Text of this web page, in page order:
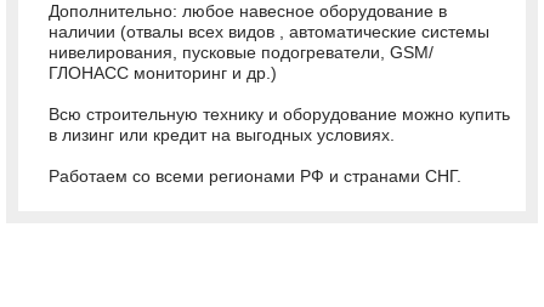
Дополнительно: любое навесное оборудование в
наличии (отвалы всех видов , автоматические системы
нивелирования, пусковые подогреватели, GSM/
ГЛОНАСС мониторинг и др.)
Всю строительную технику и оборудование можно купить
в лизинг или кредит на выгодных условиях.
Работаем со всеми регионами РФ и странами СНГ.